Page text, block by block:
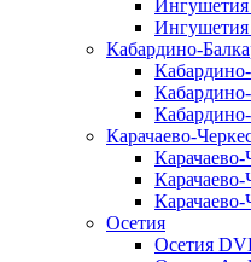
Кабардино-
Карачаево-
Осетия
Осетия